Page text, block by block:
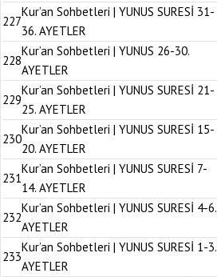
227
Kur’an Sohbetleri | YUNUS SURESİ 31-
36. AYETLER
228
Kur’an Sohbetleri | YUNUS 26-30.
AYETLER
229
Kur’an Sohbetleri | YUNUS SURESİ 21-
25. AYETLER
230
Kur’an Sohbetleri | YUNUS SURESİ 15-
20. AYETLER
231
Kur’an Sohbetleri | YUNUS SURESİ 7-
14. AYETLER
232
Kur’an Sohbetleri | YUNUS SURESİ 4-6.
AYETLER
233
Kur’an Sohbetleri | YUNUS SURESİ 1-3.
AYETLER